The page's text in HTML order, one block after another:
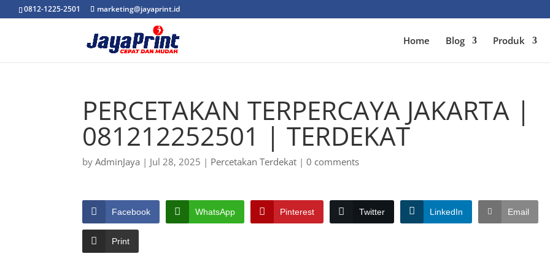
0812-1225-2501 marketing@jayaprint.id
Home Blog Produk
PERCETAKAN TERPERCAYA JAKARTA |
081212252501 | TERDEKAT
byAdminJaya | Jul 28, 2025 | Percetakan Terdekat |0 comments
Facebook WhatsApp Pinterest Twitter LinkedIn Email
Print